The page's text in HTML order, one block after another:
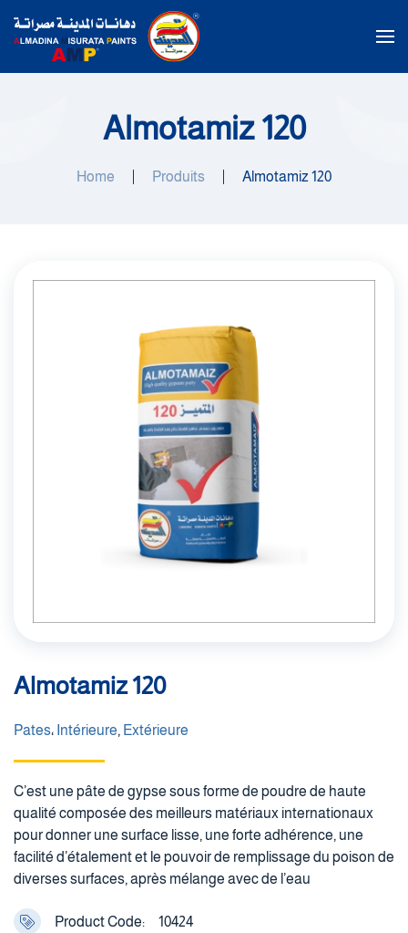
Passer au contenu principal
Almotamiz 120
Home Produits Almotamiz 120
Almotamiz 120
Pates، Intérieure, Extérieure
C’est une pâte de gypse sous forme de poudre de haute
qualité composée des meilleurs matériaux internationaux
pour donner une surface lisse, une forte adhérence, une
facilité d’étalement et le pouvoir de remplissage du poison de
diverses surfaces, après mélange avec de l’eau
Product Code: 10424